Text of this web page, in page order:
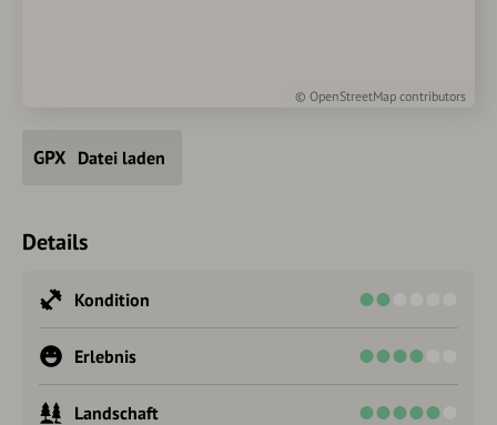
© OpenStreetMap contributors
Datei laden
Details
Kondition
Erlebnis
Landschaft